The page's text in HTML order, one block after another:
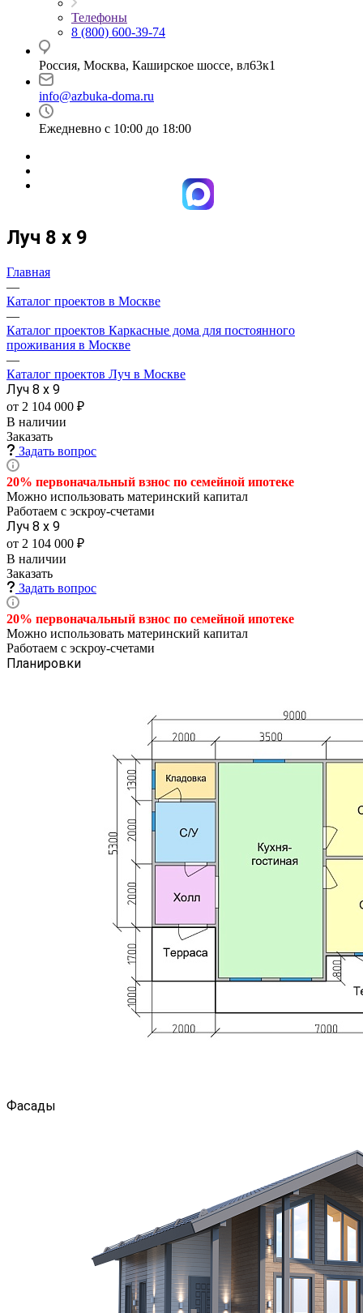
Телефоны
8 (800) 600-39-74
Россия, Москва, Каширское шоссе, вл63к1
info@azbuka-doma.ru
Ежедневно с 10:00 до 18:00
Луч 8 х 9
Главная
—
Каталог проектов в Москве
—
Каталог проектов Каркасные дома для постоянного
проживания в Москве
—
Каталог проектов Луч в Москве
Луч 8 х 9
от 2 104 000 ₽
В наличии
Заказать
Задать вопрос
20% первоначальный взнос по семейной ипотеке
Можно использовать материнский капитал
Работаем с эскроу-счетами
Луч 8 х 9
от 2 104 000 ₽
В наличии
Заказать
Задать вопрос
20% первоначальный взнос по семейной ипотеке
Можно использовать материнский капитал
Работаем с эскроу-счетами
Планировки
Фасады